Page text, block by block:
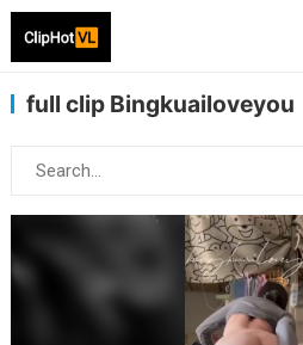
full clip Bingkuailoveyou